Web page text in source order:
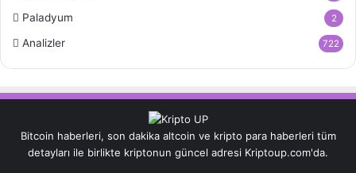
Paladyum 2
Analizler 722
Bitcoin haberleri, son dakika altcoin ve kripto para haberleri tüm
detayları ile birlikte kriptonun güncel adresi Kriptoup.com'da.